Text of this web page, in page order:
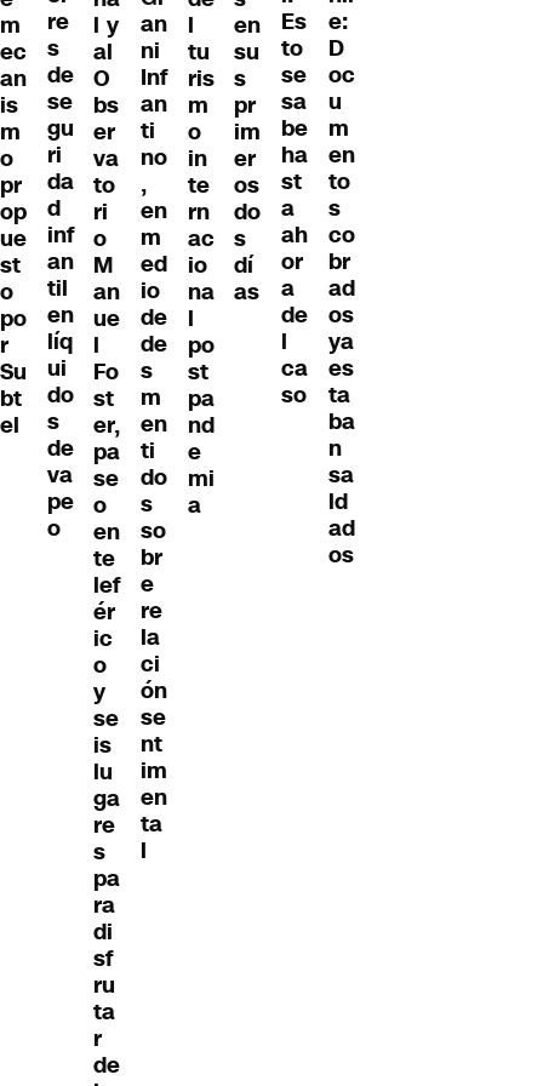
m
ec
an
is
m
o
pr
op
ue
st
o
po
r
Su
bt
el
re
s
de
se
gu
ri
da
d
inf
an
til
en
líq
ui
do
s
de
va
pe
o
l y
al
O
bs
er
va
to
ri
o
M
an
ue
l
Fo
st
er,
pa
se
o
en
te
lef
ér
ic
o
y
se
is
lu
ga
re
s
pa
ra
di
sf
ru
ta
r
de
an
ni
Inf
an
ti
no
,
en
m
ed
io
de
de
s
m
en
ti
do
s
so
br
e
re
la
ci
ón
se
nt
im
en
ta
l
l
tu
ris
m
o
in
te
rn
ac
io
na
l
po
st
pa
nd
e
mi
a
en
su
s
pr
im
er
os
do
s
dí
as
Es
to
se
sa
be
ha
st
a
ah
or
a
de
l
ca
so
e:
D
oc
u
m
en
to
s
co
br
ad
os
ya
es
ta
ba
n
sa
ld
ad
os